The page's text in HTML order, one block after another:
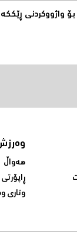
واژووکردنى
هەواڵ
وتاری